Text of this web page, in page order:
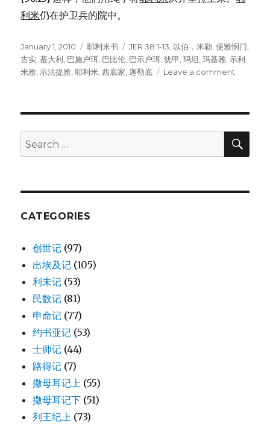
利米仍在护卫兵的院中。
Posted
on
January 1, 2010 Categories
耶利米书 Tags
JER 38:1-13 以伯．米勒 ,便雅悯门
古实 ,基大利 巴施户珥 巴比伦 巴示户珥 ,犹甲 ,玛坦 ,玛基雅 示利
米雅 示法提雅 ,耶利米 ,西底家 ,迦勒底 Leave a comment
里
Search
for:
CATEGORIES
创世记 (97)
出埃及记 (105)
利未记 (53)
民数记 (81)
申命记 (77)
约书亚记 (53)
士师记 (44)
路得记 (7)
撒母耳记上 (55)
撒母耳记下 (51)
列王纪上 (73)